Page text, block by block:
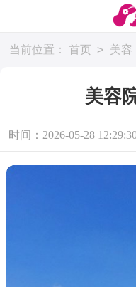
当前位置： 首页 > 美容
美容
时间：2026-05-28